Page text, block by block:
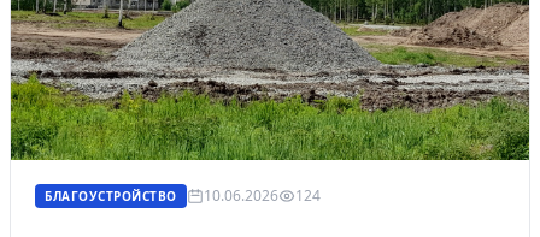
БЛАГОУСТРОЙСТВО 10.06.2026 124